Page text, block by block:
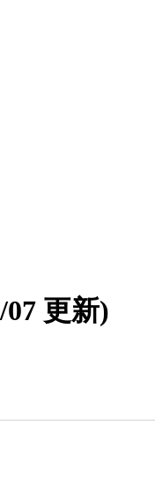
07 更新)